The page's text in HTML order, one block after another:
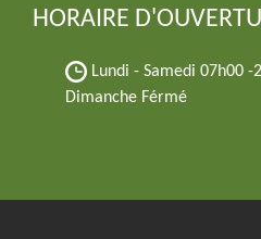
HORAIRE
Lundi - Samedi 07h00 -
Dimanche Férmé